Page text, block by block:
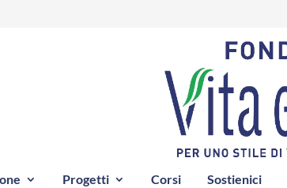
Progetti Corsi Sostienici